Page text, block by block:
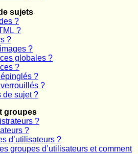
sujets
?
?
?
?
globales ?
?
?
?
de sujet ?
groupes
?
?
d’utilisateurs ?
groupes d’utilisateurs et comment